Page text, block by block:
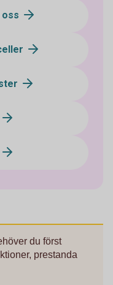
oss
du först
prestanda